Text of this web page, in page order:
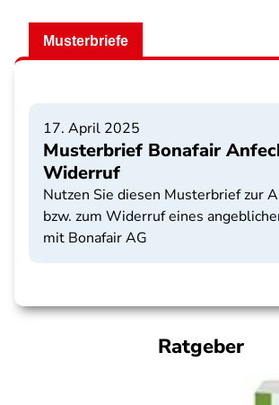
Musterbriefe
17. April 2025
Musterbrief Bonafair
Widerruf
Nutzen Sie diesen Musterbrief zur
bzw. zum Widerruf eines
mit Bonafair AG
Ratgeber